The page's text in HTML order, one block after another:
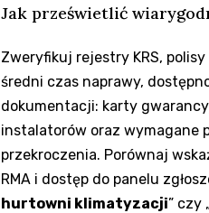
Jak prześwietlić
Zweryfikuj rejestry KRS,
średni czas naprawy,
dokumentacji: karty
instalatorów oraz wymagane
przekroczenia. Porównaj
RMA i dostęp do panelu
hurtowni klimatyzacji” czy